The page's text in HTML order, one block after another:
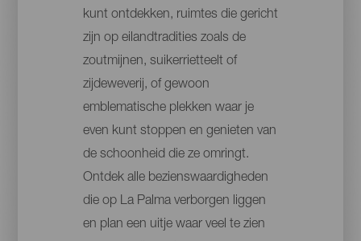
kunt ontdekken, ruimtes die gericht
zijn op eilandtradities zoals de
zoutmijnen, suikerrietteelt of
zijdeweverij, of gewoon
emblematische plekken waar je
even kunt stoppen en genieten van
de schoonheid die ze omringt.
Ontdek alle bezienswaardigheden
die op La Palma verborgen liggen
en plan een uitje waar veel te zien